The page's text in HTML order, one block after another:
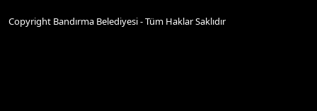
Copyright Bandırma Belediyesi - Tüm Haklar Saklıdır